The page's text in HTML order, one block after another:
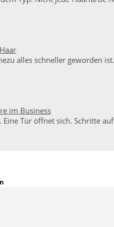
alles schneller geworden
im Business
Eine Tür öffnet sich. Schritte